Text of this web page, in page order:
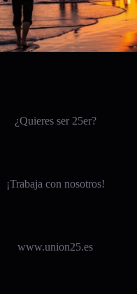
¿Quieres ser 25er?
¡Trabaja con nosotros!
www.union25.es